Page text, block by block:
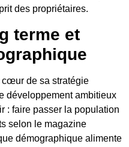
des propriétaires.
terme et
cœur de sa stratégie
développement ambitieux
: faire passer la population
selon le magazine
démographique alimente